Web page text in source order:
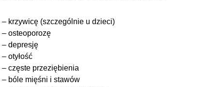
– krzywicę (szczególnie u dzieci)
– osteoporozę
– depresję
– otyłość
– częste przeziębienia
– bóle mięśni i stawów